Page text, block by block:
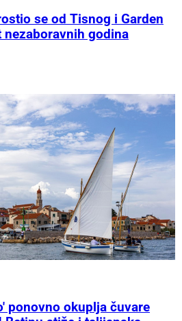
se od Tisnog i Garden
nezaboravnih godina
ponovno okuplja čuvare